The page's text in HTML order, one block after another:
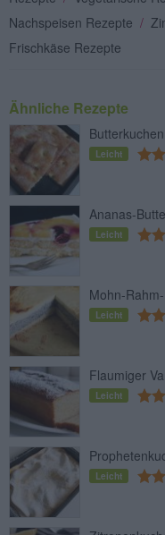
Nachspeisen Rezepte /
Frischkäse Rezepte
Ähnliche Rezepte
Butterkuchen
Leicht
Ananas-
Leicht
Mohn-
Leicht
Flaumiger
Leicht
Leicht